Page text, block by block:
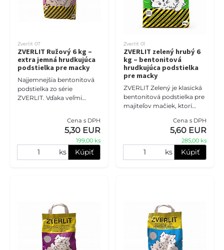
Zverlit 07
ZVERLIT Ružový 6 kg –
extra jemná hrudkujúca
podstielka pre macky
Najjemnejšia bentonitová
podstielka zo série
ZVERLIT. Vďaka veľmi
vytvára pevné hrudky a
Cena s DPH
5,30 EUR
199,00 ks
ks Kúpiť
Zverlit 01
ZVERLIT zelený hrubý 6
kg – bentonitová
hrudkujúca podstielka
pre macky
ZVERLIT Zelený je klasická
bentonitová podstielka pre
majiteľov mačiek, ktorí
preplácať, ale zároveň
očakávajú spoľahlivé
Cena s DPH
5,60 EUR
285,00 ks
ks Kúpiť